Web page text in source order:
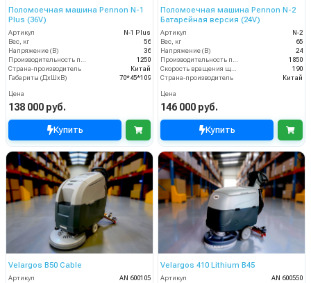
Поломоечная машина Pennon N-1
Plus (36V)
Артикул
N-1 Plus
Вес, кг
56
Напряжение (В)
36
1250
Страна-производитель
Китай
Габариты (ДхШхВ)
70*45*109
Цена
138 000 руб.
Купить
Поломоечная машина Pennon N-2
Батарейная версия (24V)
Артикул
N-2
Вес, кг
65
Напряжение (В)
24
1850
190
Страна-производитель
Китай
Цена
146 000 руб.
Купить
Velargos B50 Cable
Артикул
AN 600105
Velargos 410 Lithium B45
Артикул
AN 600550